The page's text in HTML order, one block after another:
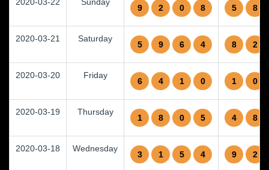
9 2 0 8 5 8
2020-03-21 Saturday
5 9 6 4 8 2
2020-03-20 Friday
6 4 1 0 1 0
2020-03-19 Thursday
1 8 0 5 4 8
2020-03-18 Wednesday
3 1 5 4 9 2